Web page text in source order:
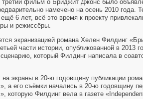
третий фильм о Бриджит Джонс было
намечено на осень 2010 года.
6 лет, всё это время к проекту
и режиссёры.
экранизацией романа Хелен Филдинг
части истории, опубликованной в 2013
который Филдинг написала в
экраны в 20-ю годовщину публикации
а его съёмки начались в 20-ю годовщину
которую Филдинг вела в газете